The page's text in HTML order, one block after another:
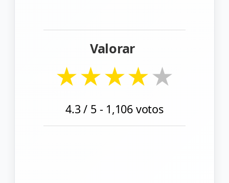
Valorar
★★★★★
4.3 / 5 - 1,106 votos